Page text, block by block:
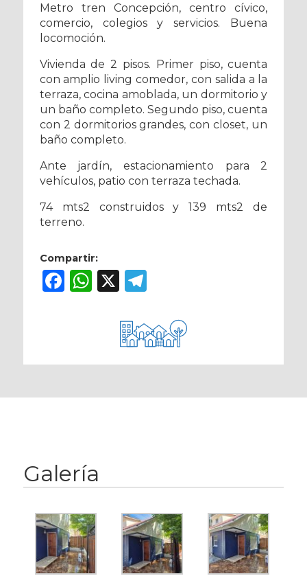
Metro tren Concepción, centro cívico,
comercio, colegios y servicios. Buena
locomoción.
Vivienda de 2 pisos. Primer piso, cuenta
con amplio living comedor, con salida a la
terraza, cocina amoblada, un dormitorio y
un baño completo. Segundo piso, cuenta
con 2 dormitorios grandes, con closet, un
baño completo.
Ante jardín, estacionamiento para 2
vehículos, patio con terraza techada.
74 mts2 construidos y 139 mts2 de
terreno.
Compartir:
Facebook
WhatsApp
X Telegram
Galería